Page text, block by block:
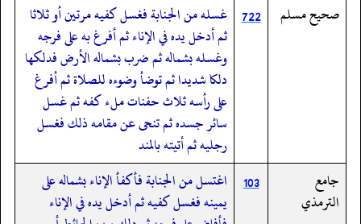
صحيح مسلم
722 غسله من الجنابة فغسل كفيه مرتين أو ثلاثا
ثم أدخل يده في الإناء ثم أفرغ به على فرجه
وغسله بشماله ثم ضرب بشماله الأرض فدلكها
دلكا شديدا ثم توضأ وضوءه للصلاة ثم أفرغ
على رأسه ثلاث حفنات ملء كفه ثم غسل
سائر جسده ثم تنحى عن مقامه ذلك فغسل
رجليه ثم أتيته بالمند
جامع
الترمذي
103
اغتسل من الجنابة فأكفأ الإناء بشماله على
يمينه فغسل كفيه ثم أدخل يده في الإناء